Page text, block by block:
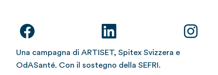
Una campagna di ARTISET, Spitex Svizzera e
OdASanté. Con il sostegno della SEFRI.